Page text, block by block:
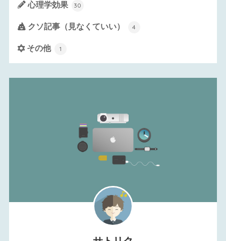
心理学効果 30
クソ記事（見なくていい） 4
その他 1